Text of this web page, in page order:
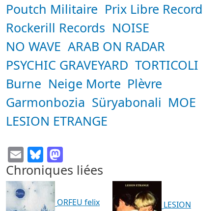
Poutch Militaire Prix Libre Record
Rockerill Records NOISE
NO WAVE ARAB ON RADAR
PSYCHIC GRAVEYARD TORTICOLI
Burne Neige Morte Plèvre
Garmonbozia Süryabonali MOE
LESION ETRANGE
EmailBluesky
Chroniques liées
ORFEU felix LESION